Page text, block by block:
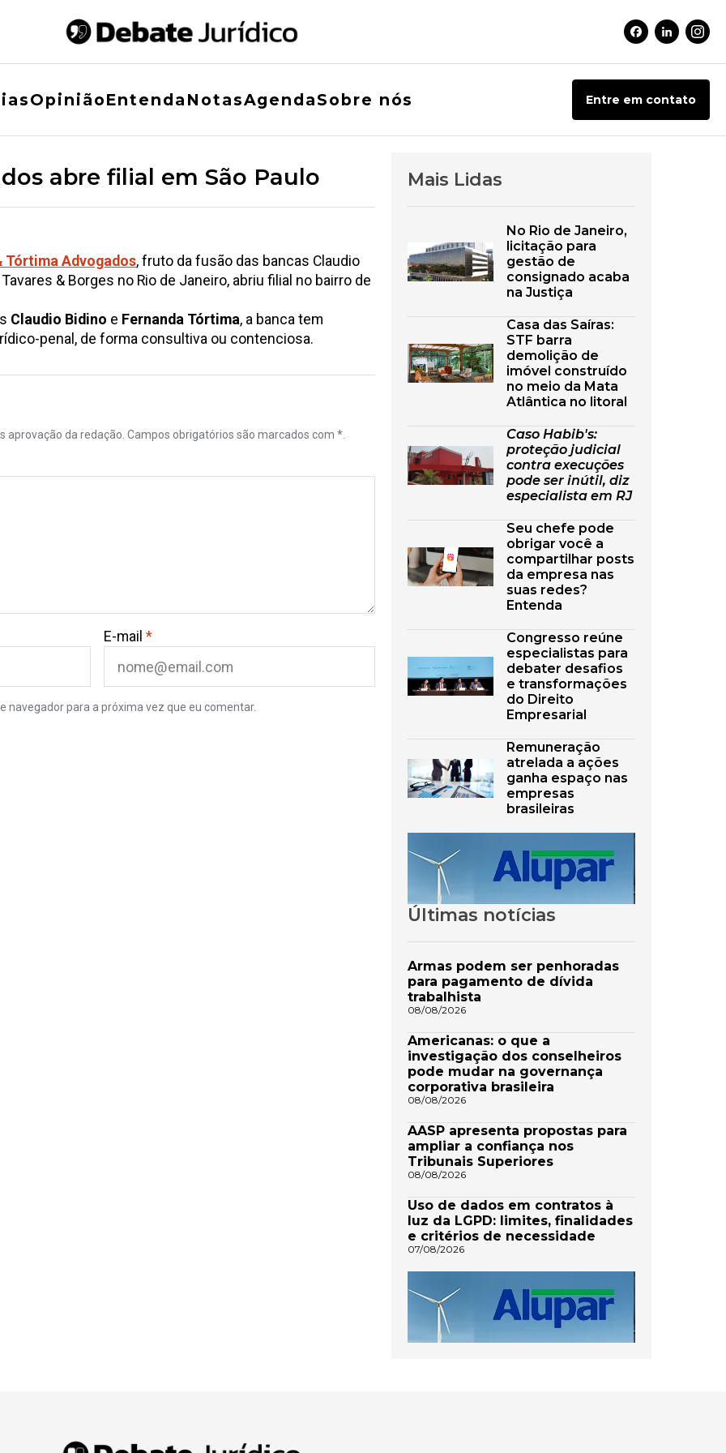
Facebook
Linkedin
OpiniãoEntenda NotasAgendaSobre nós Entre em contato
abre filial em São Paulo
Tórtima Advogados, fruto da fusão das bancas Claudio
& Borges no Rio de Janeiro, abriu filial no bairro de
Claudio Bidino e Fernanda Tórtima, a banca tem
penal, de forma consultiva ou contenciosa.
aprovação da redação. Campos obrigatórios são marcados com *.
E-mail*
navegador para a próxima vez que eu comentar.
Mais Lidas
No Rio de Janeiro,
licitação para
gestão de
consignado acaba
na Justiça
Casa das Saíras:
STF barra
demolição de
imóvel construído
no meio da Mata
Atlântica no litoral
Caso Habib's:
proteção judicial
contra execuções
pode ser inútil, diz
especialista em RJ
Seu chefe pode
obrigar você a
compartilhar posts
da empresa nas
suas redes?
Entenda
Congresso reúne
especialistas para
debater desafios
e transformações
do Direito
Empresarial
Remuneração
atrelada a ações
ganha espaço nas
empresas
brasileiras
Últimas notícias
Armas podem ser penhoradas
para pagamento de dívida
trabalhista
08/08/2026
Americanas: o que a
investigação dos conselheiros
pode mudar na governança
corporativa brasileira
08/08/2026
AASP apresenta propostas para
ampliar a confiança nos
Tribunais Superiores
08/08/2026
Uso de dados em contratos à
luz da LGPD: limites, finalidades
e critérios de necessidade
07/08/2026